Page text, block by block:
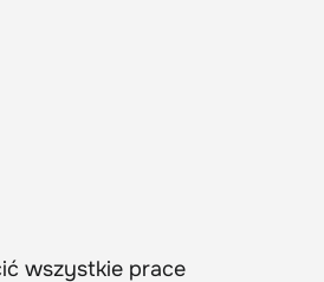
wszystkie prace